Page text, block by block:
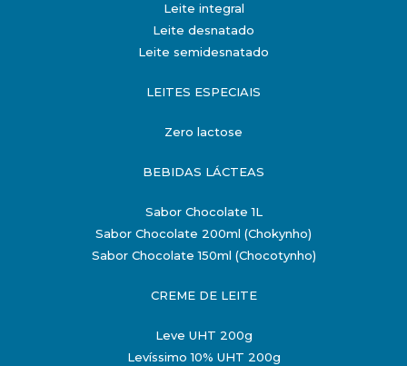
Leite integral
Leite desnatado
Leite semidesnatado
LEITES ESPECIAIS
Zero lactose
BEBIDAS LÁCTEAS
Sabor Chocolate 1L
Sabor Chocolate 200ml (Chokynho)
Sabor Chocolate 150ml (Chocotynho)
CREME DE LEITE
Leve UHT 200g
Levíssimo 10% UHT 200g